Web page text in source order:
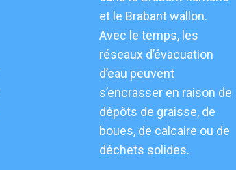
et le Brabant wallon.
Avec le temps, les
réseaux d’évacuation
d’eau peuvent
s’encrasser en raison de
dépôts de graisse, de
boues, de calcaire ou de
déchets solides.